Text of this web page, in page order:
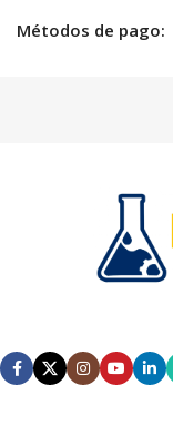
Métodos de pago: